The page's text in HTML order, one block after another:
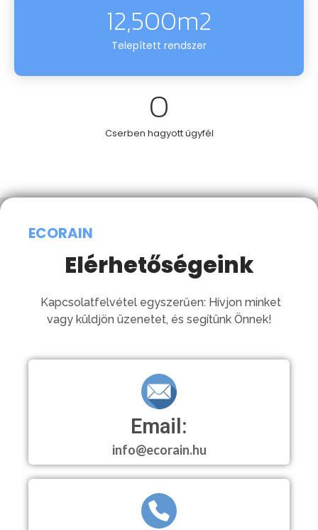
Telepített rendszer
12,500m2
Cserben hagyott ügyfél
0
ECORAIN
Elérhetőségeink
Kapcsolatfelvétel egyszerűen: Hívjon minket
vagy küldjön üzenetet, és segítünk Önnek!
Email:
info@ecorain.hu